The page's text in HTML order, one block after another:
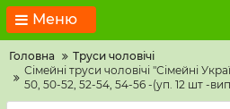
Меню
Головна
Труси чоловічі
Сімейні труси чоловічі "Сімейні
50, 50-52, 52-54, 54-56 -(уп. 12 шт -